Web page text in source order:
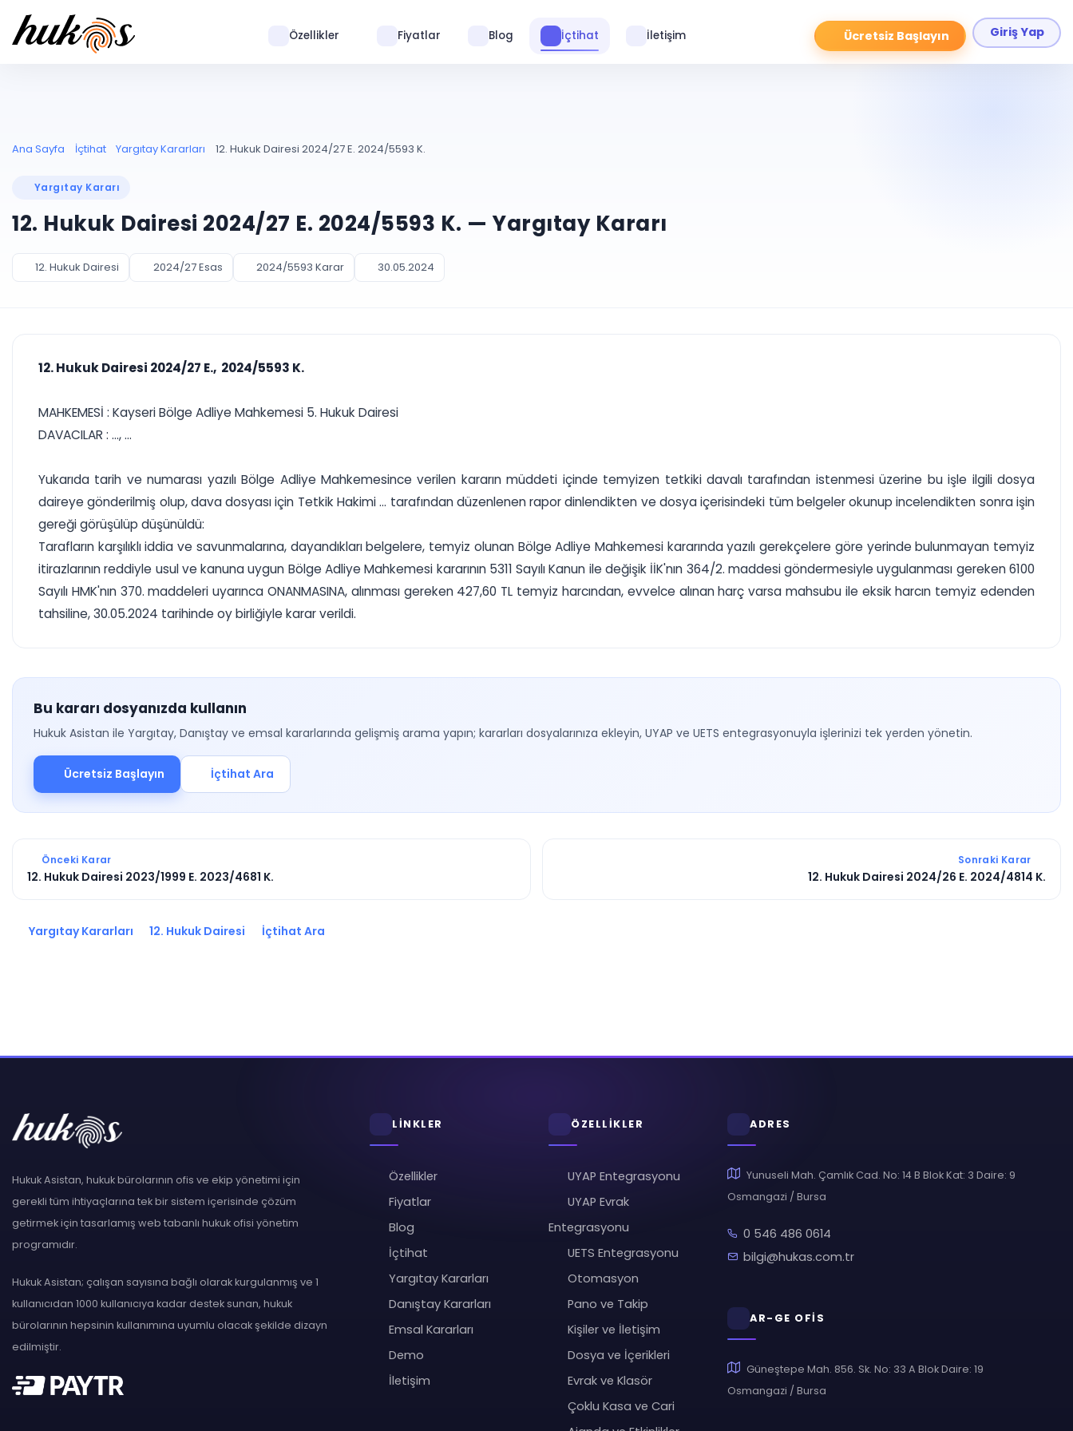
Ücretsiz Başlayın Giriş Yap
Özellikler Fiyatlar Blog İçtihat İletişim
Ana Sayfa İçtihat Yargıtay Kararları 12. Hukuk Dairesi 2024/27 E. 2024/5593 K.
Yargıtay Kararı
12. Hukuk Dairesi 2024/27 E. 2024/5593 K. — Yargıtay Kararı
12. Hukuk Dairesi 2024/27 Esas 2024/5593 Karar 30.05.2024
12. Hukuk Dairesi 2024/27 E., 2024/5593 K.
MAHKEMESİ : Kayseri Bölge Adliye Mahkemesi 5. Hukuk Dairesi
DAVACILAR : ..., ...
Yukarıda tarih ve numarası yazılı Bölge Adliye Mahkemesince verilen kararın müddeti içinde temyizen tetkiki davalı tarafından istenmesi üzerine bu işle ilgili dosya
daireye gönderilmiş olup, dava dosyası için Tetkik Hakimi ... tarafından düzenlenen rapor dinlendikten ve dosya içerisindeki tüm belgeler okunup incelendikten sonra işin
gereği görüşülüp düşünüldü:
Tarafların karşılıklı iddia ve savunmalarına, dayandıkları belgelere, temyiz olunan Bölge Adliye Mahkemesi kararında yazılı gerekçelere göre yerinde bulunmayan temyiz
itirazlarının reddiyle usul ve kanuna uygun Bölge Adliye Mahkemesi kararının 5311 Sayılı Kanun ile değişik İİK'nın 364/2. maddesi göndermesiyle uygulanması gereken 6100
Sayılı HMK'nın 370. maddeleri uyarınca ONANMASINA, alınması gereken 427,60 TL temyiz harcından, evvelce alınan harç varsa mahsubu ile eksik harcın temyiz edenden
tahsiline, 30.05.2024 tarihinde oy birliğiyle karar verildi.
Bu kararı dosyanızda kullanın
Hukuk Asistan ile Yargıtay, Danıştay ve emsal kararlarında gelişmiş arama yapın; kararları dosyalarınıza ekleyin, UYAP ve UETS entegrasyonuyla işlerinizi tek yerden yönetin.
Ücretsiz Başlayın İçtihat Ara
Önceki Karar
12. Hukuk Dairesi 2023/1999 E. 2023/4681 K.
Sonraki Karar
12. Hukuk Dairesi 2024/26 E. 2024/4814 K.
Yargıtay Kararları 12. Hukuk Dairesi İçtihat Ara
Hukuk Asistan, hukuk bürolarının ofis ve ekip yönetimi için
gerekli tüm ihtiyaçlarına tek bir sistem içerisinde çözüm
getirmek için tasarlamış web tabanlı hukuk ofisi yönetim
programıdır.
Hukuk Asistan; çalışan sayısına bağlı olarak kurgulanmış ve 1
kullanıcıdan 1000 kullanıcıya kadar destek sunan, hukuk
bürolarının hepsinin kullanımına uyumlu olacak şekilde dizayn
edilmiştir.
LİNKLER
Özellikler
Fiyatlar
Blog
İçtihat
Yargıtay Kararları
Danıştay Kararları
Emsal Kararları
Demo
İletişim
ÖZELLİKLER
UYAP Entegrasyonu
UYAP Evrak
Entegrasyonu
UETS Entegrasyonu
Otomasyon
Pano ve Takip
Kişiler ve İletişim
Dosya ve İçerikleri
Evrak ve Klasör
Çoklu Kasa ve Cari
ADRES
Yunuseli Mah. Çamlık Cad. No: 14 B Blok Kat: 3 Daire: 9
Osmangazi / Bursa
0 546 486 0614
bilgi@hukas.com.tr
AR-GE OFİS
Güneştepe Mah. 856. Sk. No: 33 A Blok Daire: 19
Osmangazi / Bursa